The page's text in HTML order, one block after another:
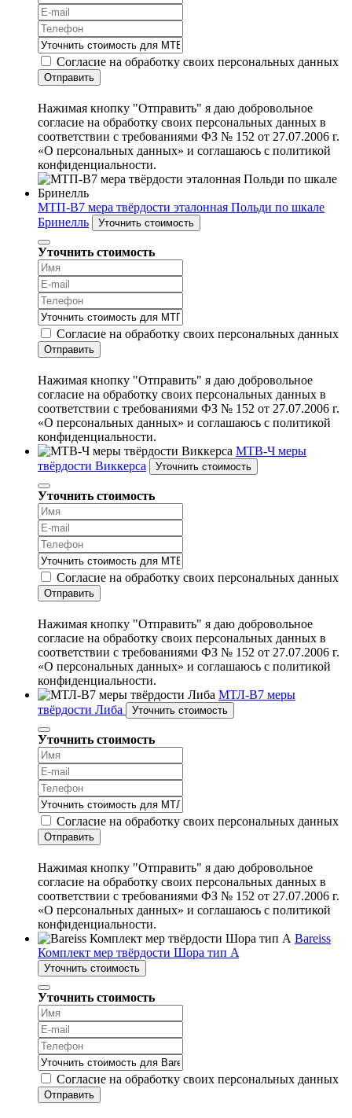
Согласие на обработку своих персональных данных
Отправить
Нажимая кнопку "Отправить" я даю добровольное
согласие на обработку своих персональных данных в
соответствии с требованиями ФЗ № 152 от 27.07.2006 г.
«О персональных данных» и соглашаюсь с политикой
конфиденциальности.
МТП-В7 мера твёрдости эталонная Польди по шкале
Бринелль
Уточнить стоимость
Уточнить стоимость
Согласие на обработку своих персональных данных
Отправить
Нажимая кнопку "Отправить" я даю добровольное
согласие на обработку своих персональных данных в
соответствии с требованиями ФЗ № 152 от 27.07.2006 г.
«О персональных данных» и соглашаюсь с политикой
конфиденциальности.
МТВ-Ч меры
твёрдости Виккерса
Уточнить стоимость
Уточнить стоимость
Согласие на обработку своих персональных данных
Отправить
Нажимая кнопку "Отправить" я даю добровольное
согласие на обработку своих персональных данных в
соответствии с требованиями ФЗ № 152 от 27.07.2006 г.
«О персональных данных» и соглашаюсь с политикой
конфиденциальности.
МТЛ-В7 меры
твёрдости Либа
Уточнить стоимость
Уточнить стоимость
Согласие на обработку своих персональных данных
Отправить
Нажимая кнопку "Отправить" я даю добровольное
согласие на обработку своих персональных данных в
соответствии с требованиями ФЗ № 152 от 27.07.2006 г.
«О персональных данных» и соглашаюсь с политикой
конфиденциальности.
Bareiss
Комплект мер твёрдости Шора тип A
Уточнить стоимость
Уточнить стоимость
Согласие на обработку своих персональных данных
Отправить